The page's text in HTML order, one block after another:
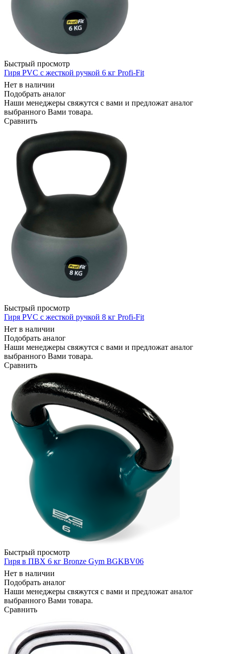
Быстрый просмотр
Гиря PVC с жесткой ручкой 6 кг Profi-Fit
Нет в наличии
Подобрать аналог
Наши менеджеры свяжутся с вами и предложат аналог
выбранного Вами товара.
Сравнить
Быстрый просмотр
Гиря PVC с жесткой ручкой 8 кг Profi-Fit
Нет в наличии
Подобрать аналог
Наши менеджеры свяжутся с вами и предложат аналог
выбранного Вами товара.
Сравнить
Быстрый просмотр
Гиря в ПВХ 6 кг Bronze Gym BGKBV06
Нет в наличии
Подобрать аналог
Наши менеджеры свяжутся с вами и предложат аналог
выбранного Вами товара.
Сравнить